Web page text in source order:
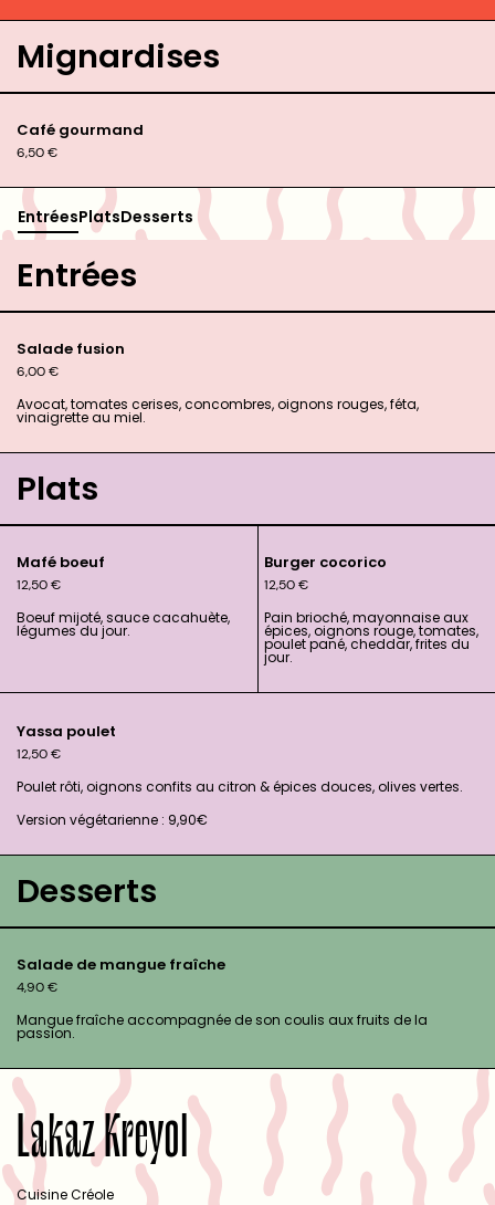
Mignardises
Café gourmand
6,50€
EntréesPlatsDesserts
Entrées
Salade fusion
6,00€
Avocat, tomates cerises, concombres, oignons rouges, féta,
vinaigrette au miel.
Plats
Mafé boeuf
12,50€
Boeuf mijoté, sauce cacahuète,
légumes du jour.
Burger cocorico
12,50€
Pain brioché, mayonnaise aux
épices, oignons rouge, tomates,
poulet pané, cheddar, frites du
jour.
Yassa poulet
12,50€
Poulet rôti, oignons confits au citron & épices douces, olives vertes.
Version végétarienne : 9,90€
Desserts
Salade de mangue fraîche
4,90€
Mangue fraîche accompagnée de son coulis aux fruits de la
passion.
Lakaz Kreyol
Cuisine Créole